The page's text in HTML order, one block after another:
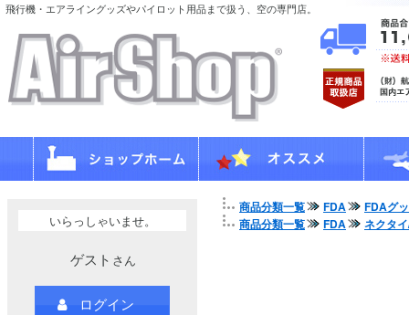
飛行機・エアライングッズやパイロット用品まで扱う、空の専門店。
いらっしゃいませ。
ゲスト さん
ログイン
商品分類一覧 FDA
FDAグ
商品分類一覧
FDA ネクタ